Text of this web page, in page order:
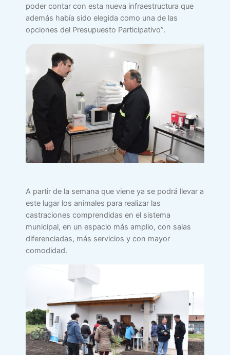
poder contar con esta nueva infraestructura que
además había sido elegida como una de las
opciones del Presupuesto Participativo”.
A partir de la semana que viene ya se podrá llevar a
este lugar los animales para realizar las
castraciones comprendidas en el sistema
municipal, en un espacio más amplio, con salas
diferenciadas, más servicios y con mayor
comodidad.